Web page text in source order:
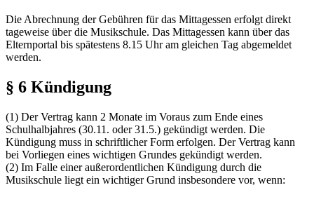
Die Abrechnung der Gebühren für das Mittagessen erfolgt direkt
tageweise über die Musikschule. Das Mittagessen kann über das
Elternportal bis spätestens 8.15 Uhr am gleichen Tag abgemeldet
werden.
§ 6 Kündigung
(1) Der Vertrag kann 2 Monate im Voraus zum Ende eines
Schulhalbjahres (30.11. oder 31.5.) gekündigt werden. Die
Kündigung muss in schriftlicher Form erfolgen. Der Vertrag kann
bei Vorliegen eines wichtigen Grundes gekündigt werden.
(2) Im Falle einer außerordentlichen Kündigung durch die
Musikschule liegt ein wichtiger Grund insbesondere vor, wenn: